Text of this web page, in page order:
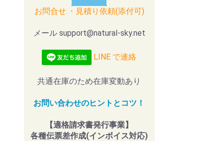
お問合せ.・見積り依頼(添付可)
メール support@natural-sky.net
LINE で連絡
共通在庫のため在庫変動あり
お問い合わせのヒントとコツ！
【適格請求書発行事業】
各種伝票差作成(インボイス対応)